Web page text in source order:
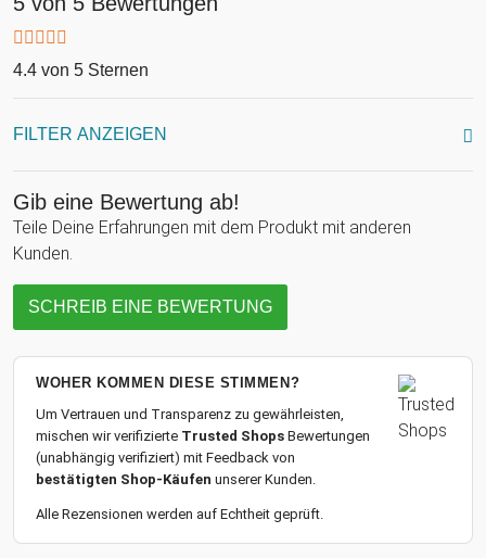
4.4 von 5 Sternen
FILTER ANZEIGEN
Gib eine Bewertung ab!
Teile Deine Erfahrungen mit dem Produkt mit anderen
Kunden.
SCHREIB EINE BEWERTUNG
WOHER KOMMEN DIESE STIMMEN?
Um Vertrauen und Transparenz zu gewährleisten,
mischen wir verifizierte Trusted Shops Bewertungen
(unabhängig verifiziert) mit Feedback von
bestätigten Shop-Käufen unserer Kunden.
Alle Rezensionen werden auf Echtheit geprüft.